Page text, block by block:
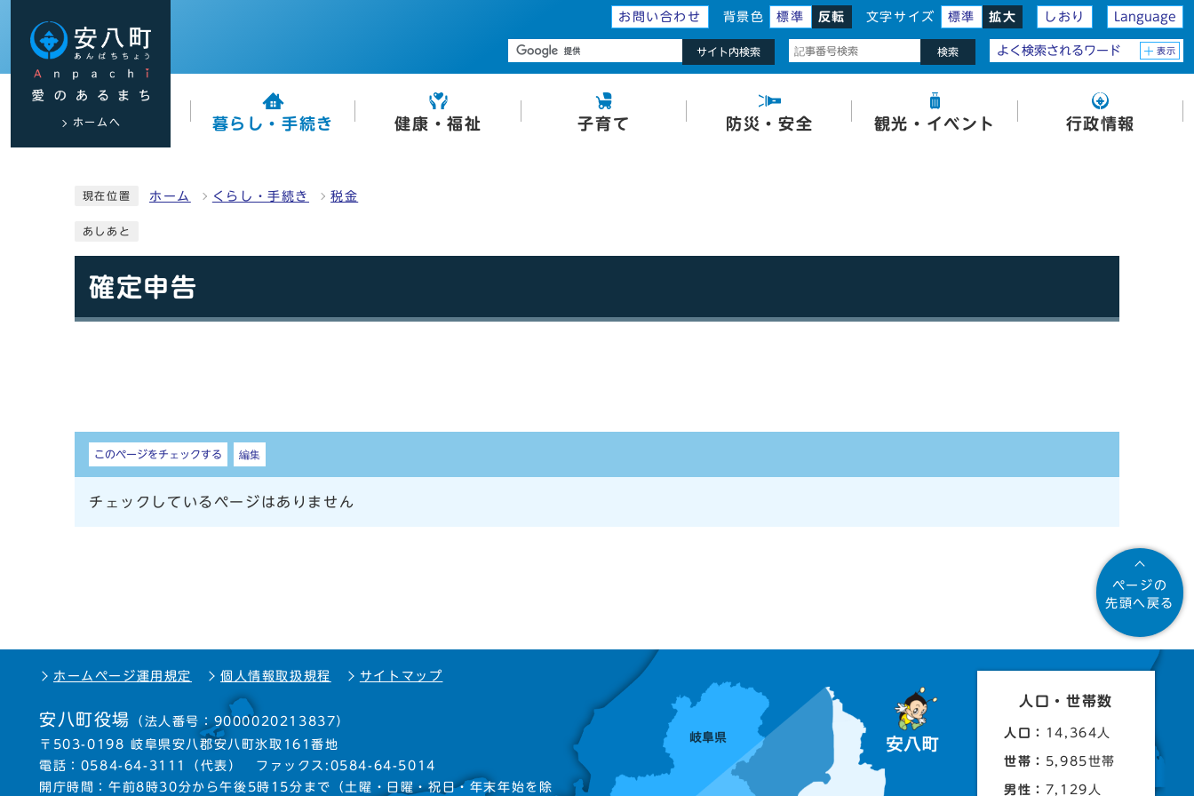
お問い合わせ 背景色 標準 反転 文字サイズ 標準 拡大 しおり Language
ホームへ
サイト内検索 検索 よく検索されるワード 表示
暮らし・手続き 健康・福祉 子育て 防災・安全 観光・イベント 行政情報
現在位置 ホーム くらし・手続き 税金
あしあと
確定申告
しおり
このページをチェックする 編集
チェックしているページはありません
ページの
先頭へ戻る
ホームページ運用規定 個人情報取扱規程 サイトマップ
安八町役場 （法人番号：9000020213837）
〒503-0198 岐阜県安八郡安八町氷取161番地
電話： 0584-64-3111 （代表） ファックス:0584-64-5014
開庁時間：午前8時30分から午後5時15分まで
（土曜・日曜・祝日・年末年始を除
人口・世帯数
人口： 14,364人
世帯： 5,985世帯
男性： 7,129人